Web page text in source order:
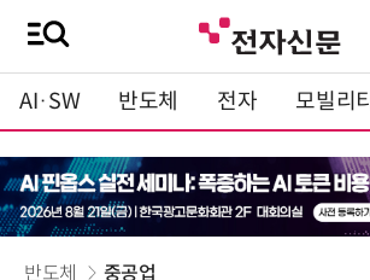
AI·SW 반도체 전자 모빌리티
반도체 중공업